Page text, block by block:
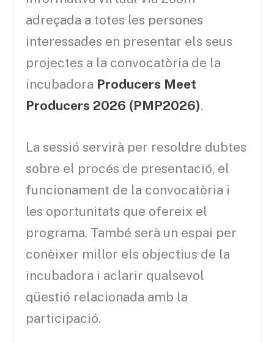
adreçada a totes les persones
interessades en presentar els seus
projectes a la convocatòria de la
incubadora Producers Meet
Producers 2026 (PMP2026).
La sessió servirà per resoldre dubtes
sobre el procés de presentació, el
funcionament de la convocatòria i
les oportunitats que ofereix el
programa. També serà un espai per
conèixer millor els objectius de la
incubadora i aclarir qualsevol
qüestió relacionada amb la
participació.